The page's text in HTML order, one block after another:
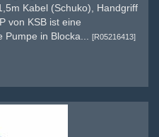
Kabel (Schuko), Handgriff
von KSB ist eine
in Blocka...
[R05216413]